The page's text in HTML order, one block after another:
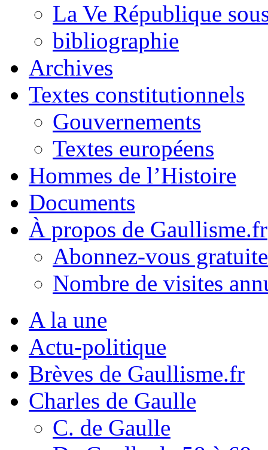
La Ve République
bibliographie
Archives
Textes constitutionnels
Gouvernements
Textes européens
Hommes de l’Histoire
Documents
À propos de Gaullisme.fr
Abonnez-vous
Nombre de visites
A la une
Actu-politique
Brèves de Gaullisme.fr
Charles de Gaulle
C. de Gaulle